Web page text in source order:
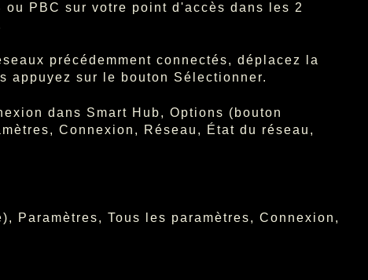
PBC sur votre point d'accès dans les 2
précédemment connectés, déplacez la
appuyez sur le bouton Sélectionner.
dans Smart Hub, Options (bouton
Connexion, Réseau, État du réseau,
Paramètres, Tous les paramètres, Connexion,